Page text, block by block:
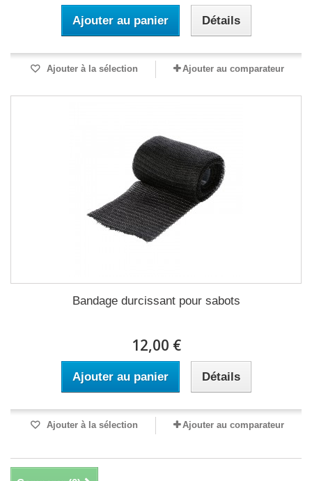
Ajouter au panier Détails
Ajouter à la sélection Ajouter au comparateur
Bandage durcissant pour sabots
12,00 €
Ajouter au panier Détails
Ajouter à la sélection Ajouter au comparateur